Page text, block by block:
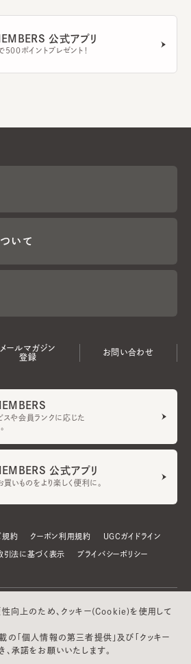
公式アプリ
500ポイントプレゼント！
いて
メールマガジン
登録
お問い合わせ
スや会員ランクに応じた
公式アプリ
いものをより楽しく便利に。
規約 クーポン利用規約 UGCガイドライン
引法に基づく表示 プライバシーポリシー
性向上のため、クッキー(Cookie)を使用して
の「個人情報の第三者提供」及び「クッキー
、承諾をお願いいたします。